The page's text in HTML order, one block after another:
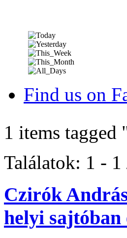
Find us on
1 items tagged
Találatok: 1 - 1
Czirók
helyi sajtóban